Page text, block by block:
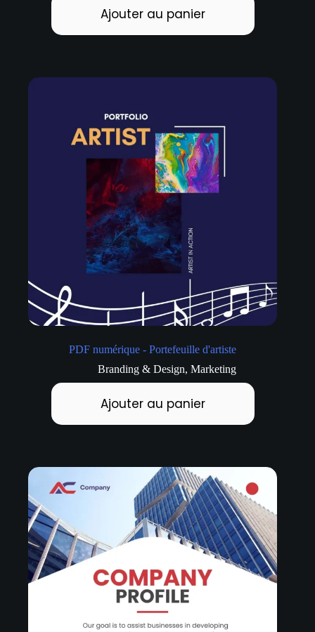
Ajouter au panier
PDF numérique - Portefeuille d'artiste
Branding & Design, Marketing
Ajouter au panier